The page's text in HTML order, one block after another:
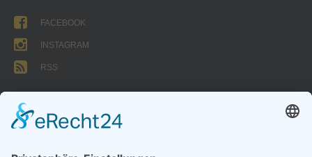
FACEBOOK
INSTAGRAM
RSS
FORMULARE